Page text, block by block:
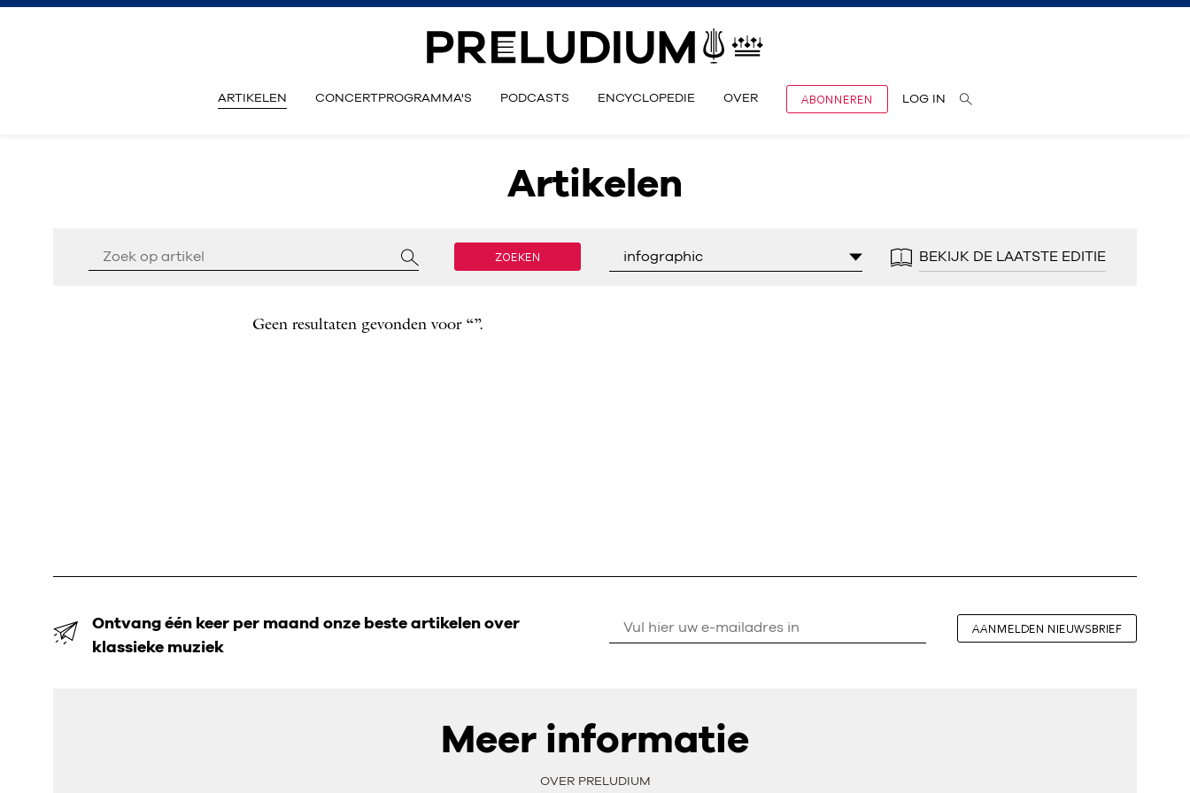
ARTIKELEN CONCERTPROGRAMMA'S PODCASTS ENCYCLOPEDIE OVER ABONNEREN LOG IN
Artikelen
ZOEKEN infographic BEKIJK DE LAATSTE EDITIE
Geen resultaten gevonden voor “”.
Ontvang één keer per maand onze beste artikelen over
klassieke muziek
AANMELDEN NIEUWSBRIEF
Meer informatie
OVER PRELUDIUM